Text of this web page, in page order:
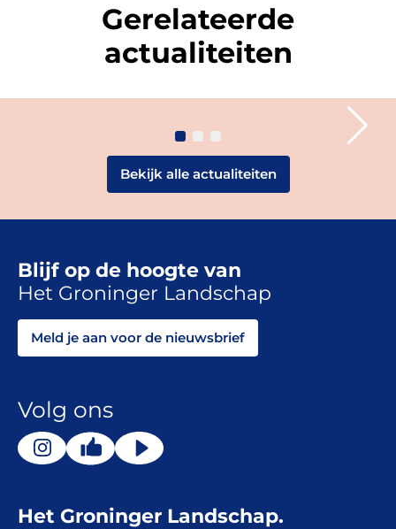
Gerelateerde
actualiteiten
het herstel van een bijzonder natuurtype: natte heide. De
werkzaamheden zijn inmiddels […]
Bekijk alle actualiteiten
Het Groninger Landschap.
Blijf op de hoogte van
Het Groninger Landschap
Meld je aan voor de nieuwsbrief
Volg ons